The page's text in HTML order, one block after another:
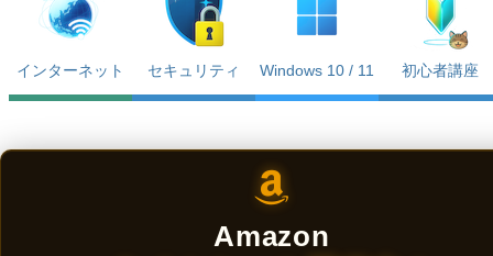
インターネット セキュリティ Windows 10 / 11 初心者講座
Amazon